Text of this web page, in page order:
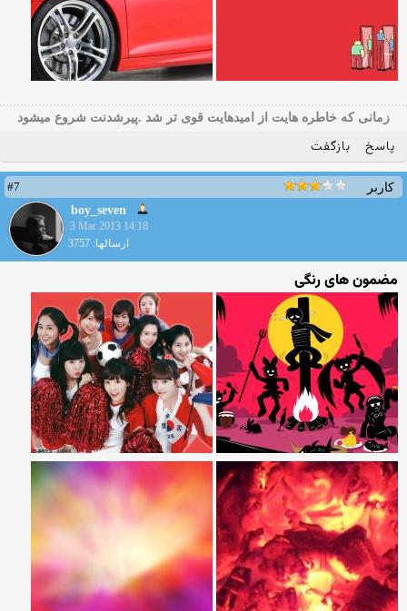
زمانی که خاطره هایت از امیدهایت قوی تر شد .پیرشدنت شروع میشود
پاسخ بازگفت
کاربر
#7
boy_seven
3 Mar 2013 14:18
ارسالها: 3757
مضمون های رنگی